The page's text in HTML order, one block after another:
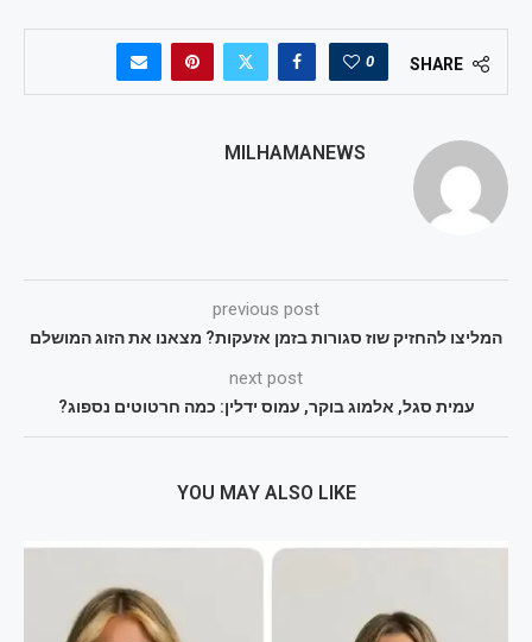
SHARE
0
MILHAMANEWS
previous post
המליצו להחזיק שוז סגורות בזמן אזעקות? מצאנו את הזוג המושלם
next post
עמית סגל, אלמוג בוקר, עמוס ידלין: כמה חרטוטים נספוג?
YOU MAY ALSO LIKE